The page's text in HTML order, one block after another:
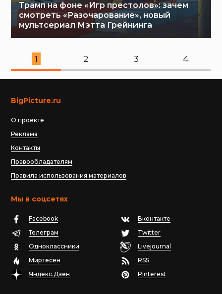
Трамп на фоне «Игр престолов»: зачем
смотреть «Разочарование», новый
мультсериал Мэтта Грейнинга
1 2 3 4
BigPicture.ru
О проекте
Реклама
Контакты
Правообладателям
Правила использования материалов
Мы в соцсетях
Facebook
Вконтакте
Телеграм
Twitter
Одноклассники
Livejournal
Миртесен
RSS
Яндекс.Дзен
Pinterest